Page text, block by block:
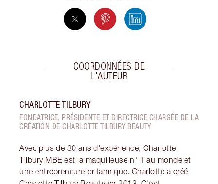
COORDONNÉES DE
L'AUTEUR
CHARLOTTE TILBURY
FONDATRICE, PRÉSIDENTE ET DIRECTRICE CHARGÉE DE LA
CRÉATION DE CHARLOTTE TILBURY BEAUTY
Avec plus de 30 ans d'expérience, Charlotte
Tilbury MBE est la maquilleuse n° 1 au monde et
une entrepreneure britannique. Charlotte a créé